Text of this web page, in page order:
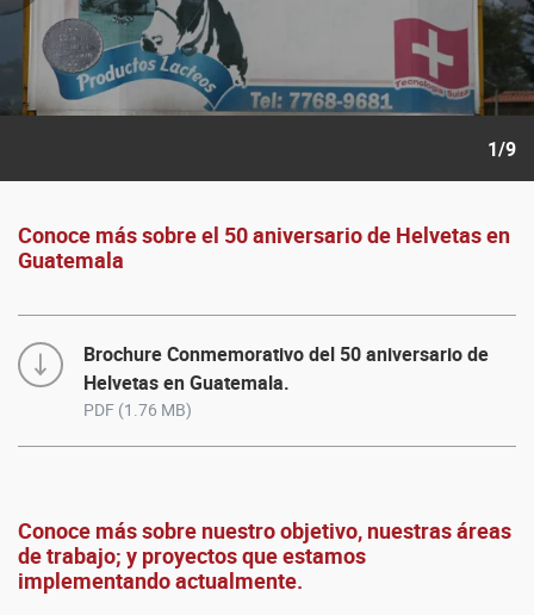
1/9
Conoce más sobre el 50 aniversario de Helvetas en
Guatemala
Brochure Conmemorativo del 50 aniversario de
Helvetas en Guatemala.
PDF (1.76 MB)
Conoce más sobre nuestro objetivo, nuestras áreas
de trabajo; y proyectos que estamos
implementando actualmente.